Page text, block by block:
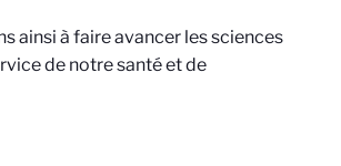
ainsi à faire avancer les sciences
de notre santé et de